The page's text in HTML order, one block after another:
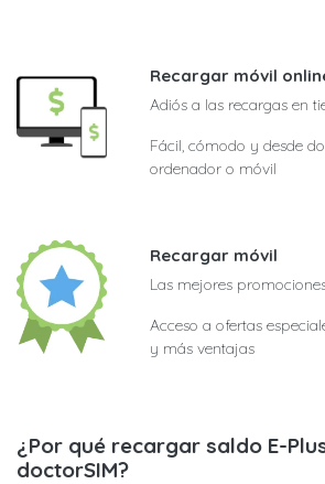
Recargar móvil
Adiós a las recargas en
Fácil, cómodo y desde
ordenador o móvil
Recargar móvil
Las mejores
Acceso a ofertas
y más ventajas
¿Por qué recargar saldo E-
doctorSIM?